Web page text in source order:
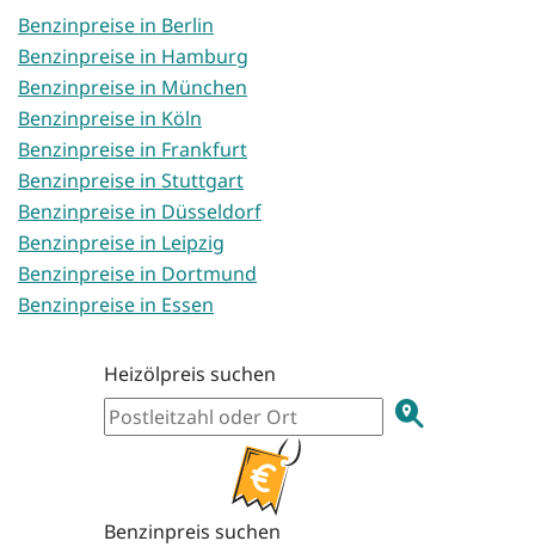
Benzinpreise in Berlin
Benzinpreise in Hamburg
Benzinpreise in München
Benzinpreise in Köln
Benzinpreise in Frankfurt
Benzinpreise in Stuttgart
Benzinpreise in Düsseldorf
Benzinpreise in Leipzig
Benzinpreise in Dortmund
Benzinpreise in Essen
Heizölpreis suchen
Benzinpreis suchen